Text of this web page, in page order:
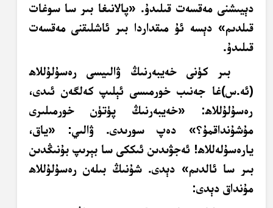
دېيىشنى مەقسەت قىلىدۇ. «پالانىغا بىر سا سوغات
قىلدىم» دېسە ئۇ مىقداردا بىر ئاشلىقنى مەقسەت
قىلىدۇ.
بىر كۈنى خەيبەرنىڭ ۋالىيسى رەسۇلۇللاھ
(ئە.س)غا جەنىب خورمىسى ئېلىپ كەلگەن ئىدى،
رەسۇلۇللاھ: «خەيبەرنىڭ پۈتۈن خورمىلىرى
مۇشۇنداقمۇ؟» دەپ سورىدى. ۋالىي: «ياق،
يارەسۇلەللاھ! ئەجۋىدىن ئىككى سا بېرىپ بۇنىڭدىن
بىر سا ئالدىم» دېدى. شۇنىڭ بىلەن رەسۇلۇللاھ
مۇنداق دېدى: